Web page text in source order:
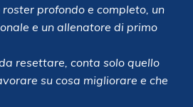
profondo e completo, un
e un allenatore di primo
resettare, conta solo quello
su cosa migliorare e che